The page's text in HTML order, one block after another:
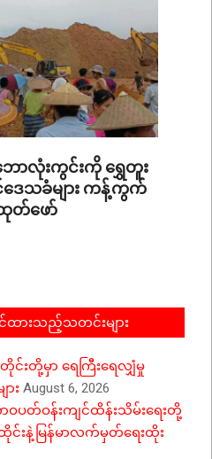
ောလုံးကွင်းကို ရွှေတူး
ေသခံများ ကန့်ကွက်
တ်ဖော်
ားသည့်သတင်းများ
းတို့မှာ ရေကြီးရေလျှံမှု
ား August 6, 2026
ပတ်ဝန်းကျင်ထိန်းသိမ်းရေးတို့
င်းနဲ့မြန်မာလက်မှတ်ရေးထိုး